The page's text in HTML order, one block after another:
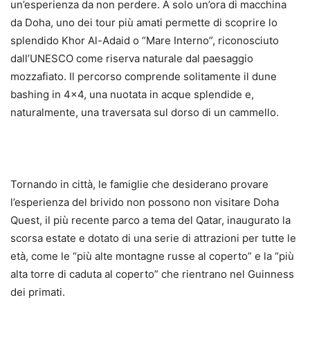
un’esperienza da non perdere. A solo un’ora di macchina
da Doha, uno dei tour più amati permette di scoprire lo
splendido Khor Al-Adaid o “Mare Interno”, riconosciuto
dall’UNESCO come riserva naturale dal paesaggio
mozzafiato. Il percorso comprende solitamente il dune
bashing in 4×4, una nuotata in acque splendide e,
naturalmente, una traversata sul dorso di un cammello.
Tornando in città, le famiglie che desiderano provare
l’esperienza del brivido non possono non visitare Doha
Quest, il più recente parco a tema del Qatar, inaugurato la
scorsa estate e dotato di una serie di attrazioni per tutte le
età, come le “più alte montagne russe al coperto” e la “più
alta torre di caduta al coperto” che rientrano nel Guinness
dei primati.